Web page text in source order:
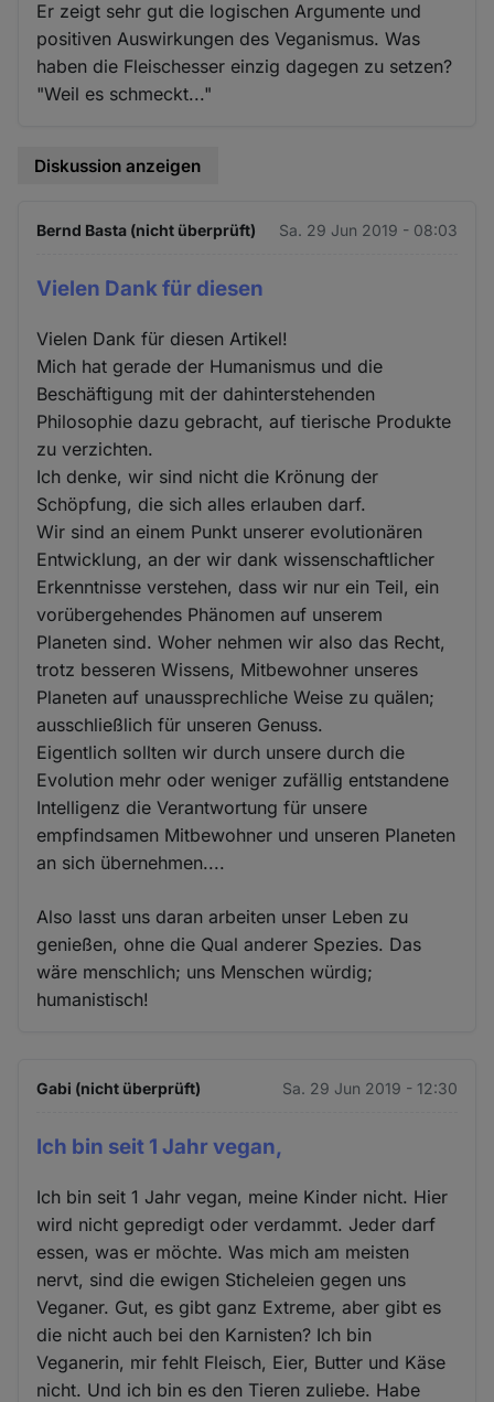
Er zeigt sehr gut die logischen Argumente und
positiven Auswirkungen des Veganismus. Was
haben die Fleischesser einzig dagegen zu setzen?
"Weil es schmeckt..."
Diskussion anzeigen
Bernd Basta (nicht überprüft) Sa. 29 Jun 2019 - 08:03
Vielen Dank für diesen
Vielen Dank für diesen Artikel!
Mich hat gerade der Humanismus und die
Beschäftigung mit der dahinterstehenden
Philosophie dazu gebracht, auf tierische Produkte
zu verzichten.
Ich denke, wir sind nicht die Krönung der
Schöpfung, die sich alles erlauben darf.
Wir sind an einem Punkt unserer evolutionären
Entwicklung, an der wir dank wissenschaftlicher
Erkenntnisse verstehen, dass wir nur ein Teil, ein
vorübergehendes Phänomen auf unserem
Planeten sind. Woher nehmen wir also das Recht,
trotz besseren Wissens, Mitbewohner unseres
Planeten auf unaussprechliche Weise zu quälen;
ausschließlich für unseren Genuss.
Eigentlich sollten wir durch unsere durch die
Evolution mehr oder weniger zufällig entstandene
Intelligenz die Verantwortung für unsere
empfindsamen Mitbewohner und unseren Planeten
an sich übernehmen....
Also lasst uns daran arbeiten unser Leben zu
genießen, ohne die Qual anderer Spezies. Das
wäre menschlich; uns Menschen würdig;
humanistisch!
Gabi (nicht überprüft) Sa. 29 Jun 2019 - 12:30
Ich bin seit 1 Jahr vegan,
Ich bin seit 1 Jahr vegan, meine Kinder nicht. Hier
wird nicht gepredigt oder verdammt. Jeder darf
essen, was er möchte. Was mich am meisten
nervt, sind die ewigen Sticheleien gegen uns
Veganer. Gut, es gibt ganz Extreme, aber gibt es
die nicht auch bei den Karnisten? Ich bin
Veganerin, mir fehlt Fleisch, Eier, Butter und Käse
nicht. Und ich bin es den Tieren zuliebe. Habe